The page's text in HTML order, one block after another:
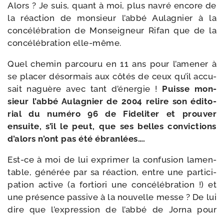
Alors ? Je suis, quant à moi, plus navré encore de
la réac­tion de mon­sieur l’abbé Aulagnier à la
concé­lé­bra­tion de Monseigneur Rifan que de la
concé­lé­bra­tion elle-même.
Quel che­min par­cou­ru en 11 ans pour l’amener à
se pla­cer désor­mais aux côtés de ceux qu’il accu­
sait naguère avec tant d’énergie ! Puisse mon­
sieur l’abbé Aulagnier de 2004 relire son édi­to­
rial du numé­ro 96 de Fideliter et prou­ver
ensuite, s’il le peut, que ses belles convic­tions
d’alors n’ont pas été ébranlées….
Est-​ce à moi de lui expri­mer la confu­sion lamen­
table, géné­rée par sa réac­tion, entre une par­ti­ci­
pa­tion active (a for­tio­ri une concé­lé­bra­tion !) et
une pré­sence pas­sive à la nou­velle messe ? De lui
dire que l’expression de l’abbé de Jorna pour